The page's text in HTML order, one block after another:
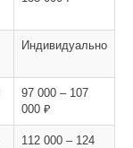
Индивидуально
97 000 – 107
000 ₽
112 000 – 124